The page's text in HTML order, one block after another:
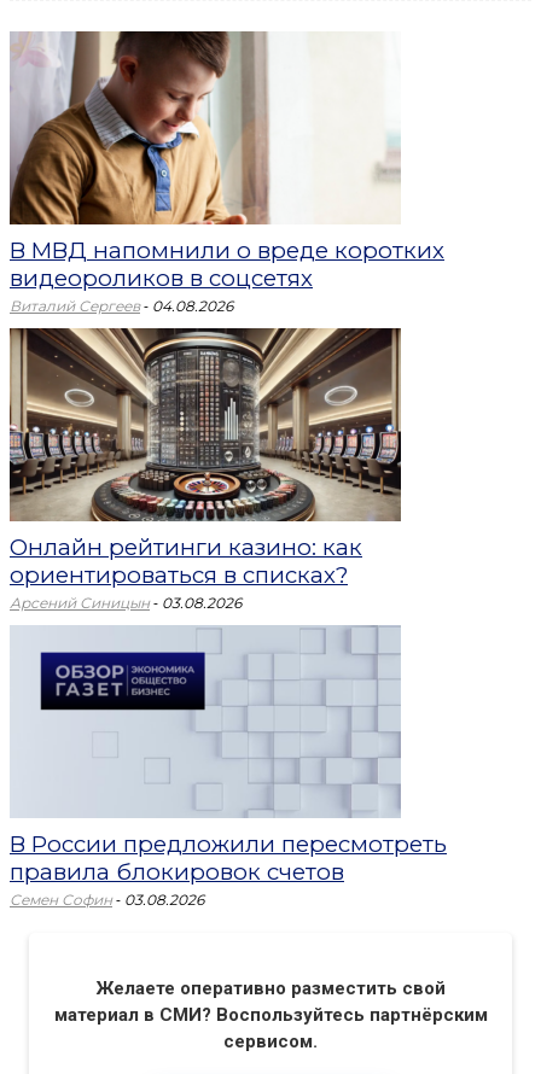
В МВД напомнили о вреде коротких
видеороликов в соцсетях
Виталий Сергеев - 04.08.2026
Онлайн рейтинги казино: как
ориентироваться в списках?
Арсений Синицын - 03.08.2026
В России предложили пересмотреть
правила блокировок счетов
Семен Софин - 03.08.2026
Желаете оперативно разместить свой
материал в СМИ? Воспользуйтесь партнёрским
сервисом.